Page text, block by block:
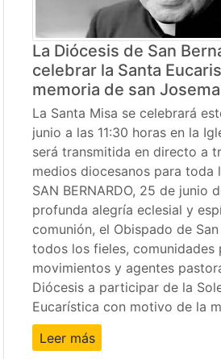
La Diócesis de San
celebrar la Santa
memoria de san
La Santa Misa se celebrará
junio a las 11:30 horas en la
será transmitida en directo a
medios diocesanos para toda
SAN BERNARDO, 25 de junio
profunda alegría eclesial y
comunión, el Obispado de
todos los fieles, comunidades
movimientos y agentes
Diócesis a participar de la
Eucarística con motivo de la
Leer más